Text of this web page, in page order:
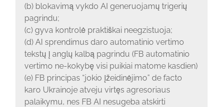
(b) blokavimą vykdo AI generuojamų trigerių
pagrindu;
(c) gyva kontrolė praktiškai neegzistuoja;
(d) AI sprendimus daro automatinio vertimo
tekstų į anglų kalbą pagrindu (FB automatinio
vertimo ne-kokybę visi puikiai matome kasdien)
(e) FB principas “jokio įžeidinėjimo” de facto
karo Ukrainoje atveju virtęs agresoriaus
palaikymu, nes FB AI nesugeba atskirti